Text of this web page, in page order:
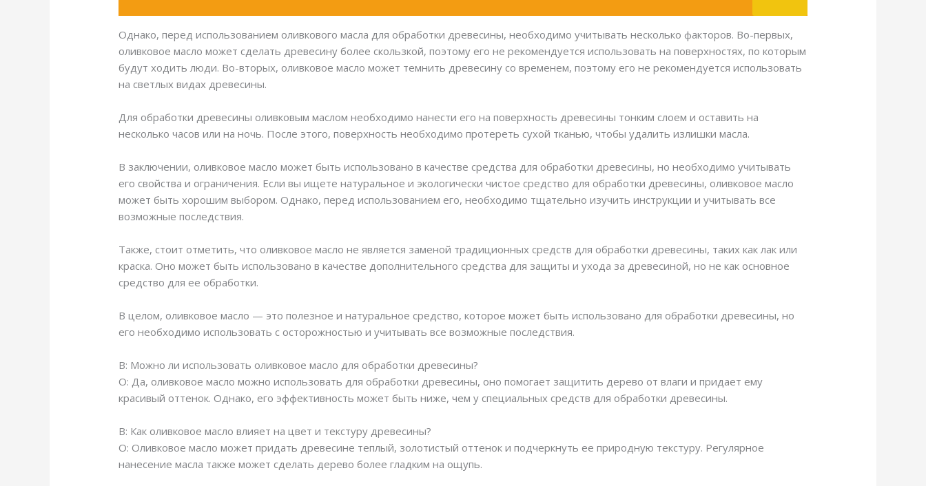
Однако, перед использованием оливкового масла для обработки древесины, необходимо учитывать несколько факторов. Во-первых,
оливковое масло может сделать древесину более скользкой, поэтому его не рекомендуется использовать на поверхностях, по которым
будут ходить люди. Во-вторых, оливковое масло может темнить древесину со временем, поэтому его не рекомендуется использовать
на светлых видах древесины.
Для обработки древесины оливковым маслом необходимо нанести его на поверхность древесины тонким слоем и оставить на
несколько часов или на ночь. После этого, поверхность необходимо протереть сухой тканью, чтобы удалить излишки масла.
В заключении, оливковое масло может быть использовано в качестве средства для обработки древесины, но необходимо учитывать
его свойства и ограничения. Если вы ищете натуральное и экологически чистое средство для обработки древесины, оливковое масло
может быть хорошим выбором. Однако, перед использованием его, необходимо тщательно изучить инструкции и учитывать все
возможные последствия.
Также, стоит отметить, что оливковое масло не является заменой традиционных средств для обработки древесины, таких как лак или
краска. Оно может быть использовано в качестве дополнительного средства для защиты и ухода за древесиной, но не как основное
средство для ее обработки.
В целом, оливковое масло — это полезное и натуральное средство, которое может быть использовано для обработки древесины, но
его необходимо использовать с осторожностью и учитывать все возможные последствия.
В: Можно ли использовать оливковое масло для обработки древесины?
О: Да, оливковое масло можно использовать для обработки древесины, оно помогает защитить дерево от влаги и придает ему
красивый оттенок. Однако, его эффективность может быть ниже, чем у специальных средств для обработки древесины.
В: Как оливковое масло влияет на цвет и текстуру древесины?
О: Оливковое масло может придать древесине теплый, золотистый оттенок и подчеркнуть ее природную текстуру. Регулярное
нанесение масла также может сделать дерево более гладким на ощупь.